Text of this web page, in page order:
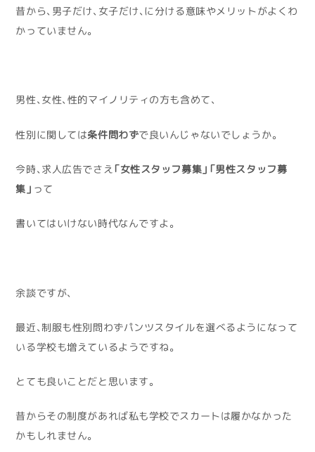
昔から、男子だけ、女子だけ、に分ける意味やメリットがよくわ
かっていません。
男性、女性、性的マイノリティの方も含めて、
性別に関しては条件問わずで良いんじゃないでしょうか。
今時、求人広告でさえ 「女性スタッフ募集」「男性スタッフ募
集」 って
書いてはいけない時代なんですよ。
余談ですが、
最近、制服も性別問わずパンツスタイルを選べるようになって
いる学校も増えているようですね。
とても良いことだと思います。
昔からその制度があれば私も学校でスカートは履かなかった
かもしれません。